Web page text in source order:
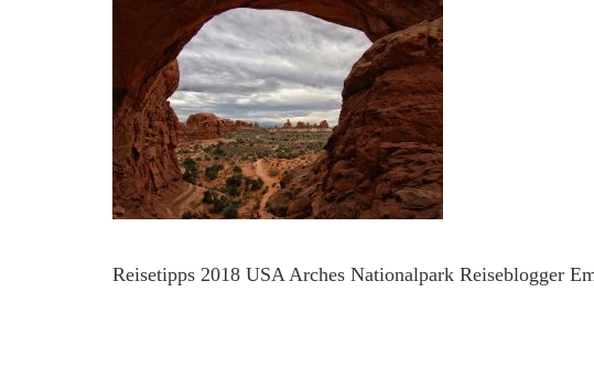
Reisetipps 2018 USA Arches Nationalpark Reiseblogger